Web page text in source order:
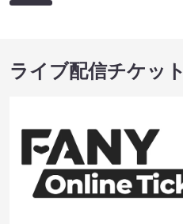
ライブ配信チケット